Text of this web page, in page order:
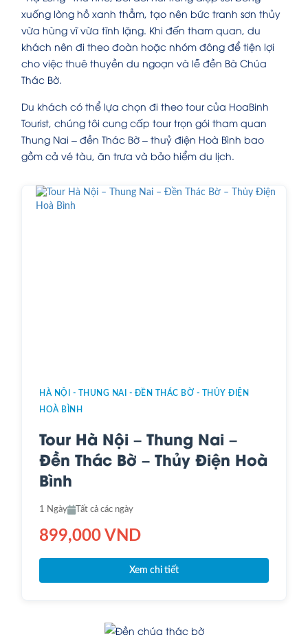
xuống lòng hồ xanh thẳm, tạo nên bức tranh sơn thủy
vừa hùng vĩ vừa tĩnh lặng. Khi đến tham quan, du
khách nên đi theo đoàn hoặc nhóm đông để tiện lợi
cho việc thuê thuyền du ngoạn và lễ đền Bà Chúa
Thác Bờ.
Du khách có thể lựa chọn đi theo tour của HoaBinh
Tourist, chúng tôi cung cấp tour trọn gói tham quan
Thung Nai – đền Thác Bờ – thuỷ điện Hoà Bình bao
gồm cả vé tàu, ăn trưa và bảo hiểm du lịch.
HÀ NỘI - THUNG NAI - ĐỀN THÁC BỜ - THỦY ĐIỆN
HOÀ BÌNH
Tour Hà Nội – Thung Nai –
Đền Thác Bờ – Thủy Điện Hoà
Bình
1 Ngày Tất cả các ngày
899,000 VND
Xem chi tiết